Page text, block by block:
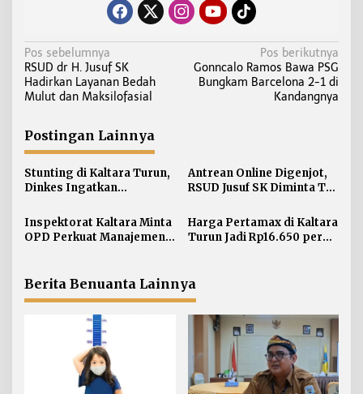
N
a
v
g
a
s
i
o
Pos sebelumnya
RSUD dr H. Jusuf SK
Hadirkan Layanan Bedah
Mulut dan Maksilofasial
Pos berikutnya
Gonncalo Ramos Bawa PSG
Bungkam Barcelona 2-1 di
Kandangnya
Postingan Lainnya
Stunting di Kaltara Turun,
Dinkes Ingatkan
Kendur
Antrean Online Digenjot,
RSUD Jusuf SK Diminta Tak
Inspektorat Kaltara Minta
OPD Perkuat Manajemen
Harga Pertamax di Kaltara
Turun Jadi Rp16.650 per
Berita Benuanta Lainnya